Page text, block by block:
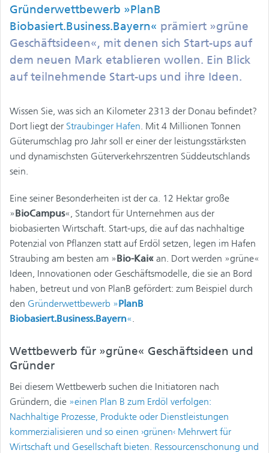
Gründerwettbewerb »PlanB
Biobasiert.Business.Bayern« prämiert »grüne
Geschäftsideen«, mit denen sich Start-ups auf
dem neuen Mark etablieren wollen. Ein Blick
auf teilnehmende Start-ups und ihre Ideen.
Wissen Sie, was sich an Kilometer 2313 der Donau befindet?
Dort liegt der Straubinger Hafen. Mit 4 Millionen Tonnen
Güterumschlag pro Jahr soll er einer der leistungsstärksten
und dynamischsten Güterverkehrszentren Süddeutschlands
sein.
Eine seiner Besonderheiten ist der ca. 12 Hektar große
»BioCampus«, Standort für Unternehmen aus der
biobasierten Wirtschaft. Start-ups, die auf das nachhaltige
Potenzial von Pflanzen statt auf Erdöl setzen, legen im Hafen
Straubing am besten am »Bio-Kai« an. Dort werden »grüne«
Ideen, Innovationen oder Geschäftsmodelle, die sie an Bord
haben, betreut und von PlanB gefördert: zum Beispiel durch
den Gründerwettbewerb »PlanB
Biobasiert.Business.Bayern«.
Wettbewerb für »grüne« Geschäftsideen und
Gründer
Bei diesem Wettbewerb suchen die Initiatoren nach
Gründern, die »einen Plan B zum Erdöl verfolgen:
Nachhaltige Prozesse, Produkte oder Dienstleistungen
kommerzialisieren und so einen ›grünen‹ Mehrwert für
Wirtschaft und Gesellschaft bieten. Ressourcenschonung und